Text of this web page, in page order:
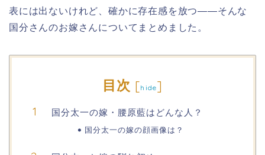
表には出ないけれど、確かに存在感を放つ――そんな
国分さんのお嫁さんについてまとめました。
目次 [hide]
国分太一の嫁・腰原藍はどんな人？
国分太一の嫁の顔画像は？